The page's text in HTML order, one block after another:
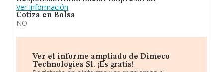
Ver Información
Cotiza en Bolsa
NO
Ver el informe ampliado de Dimeco
Technologies Sl. ¡Es gratis!